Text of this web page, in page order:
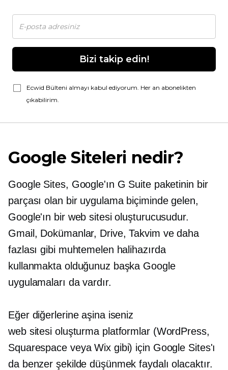
Bizi takip edin!
Ecwid Bülteni almayı kabul ediyorum. Her an abonelikten
çıkabilirim.
Google Siteleri nedir?
Google Sites, Google'ın G Suite paketinin bir
parçası olan bir uygulama biçiminde gelen,
Google'ın bir web sitesi oluşturucusudur.
Gmail, Dokümanlar, Drive, Takvim ve daha
fazlası gibi muhtemelen halihazırda
kullanmakta olduğunuz başka Google
uygulamaları da vardır.
Eğer diğerlerine aşina iseniz
web sitesi oluşturma platformlar (WordPress,
Squarespace veya Wix gibi) için Google Sites'ı
da benzer şekilde düşünmek faydalı olacaktır.